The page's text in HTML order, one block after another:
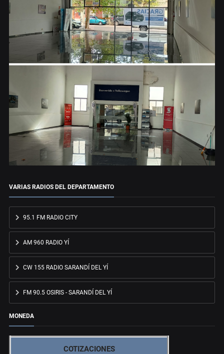
VARIAS RADIOS DEL DEPARTAMENTO
95.1 FM RADIO CITY
AM 960 RADIO YÍ
CW 155 RADIO SARANDÍ DEL YÍ
FM 90.5 OSIRIS - SARANDÍ DEL YÍ
MONEDA
COTIZACIONES